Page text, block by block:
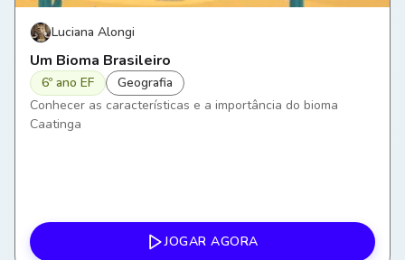
Luciana Alongi
Um Bioma Brasileiro
6º ano EF
Geografia
Conhecer as características e a importância do bioma
Caatinga
JOGAR AGORA